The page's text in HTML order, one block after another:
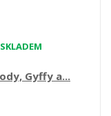
SKLADEM
Gyffy a...